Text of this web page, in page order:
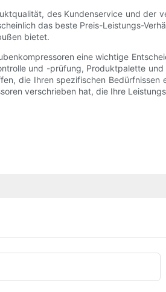
des Kundenservice und der
das beste Preis-Leistungs-
bietet.
eine wichtige
und -prüfung, Produktpalette
die Ihren spezifischen
verschrieben hat, die Ihre